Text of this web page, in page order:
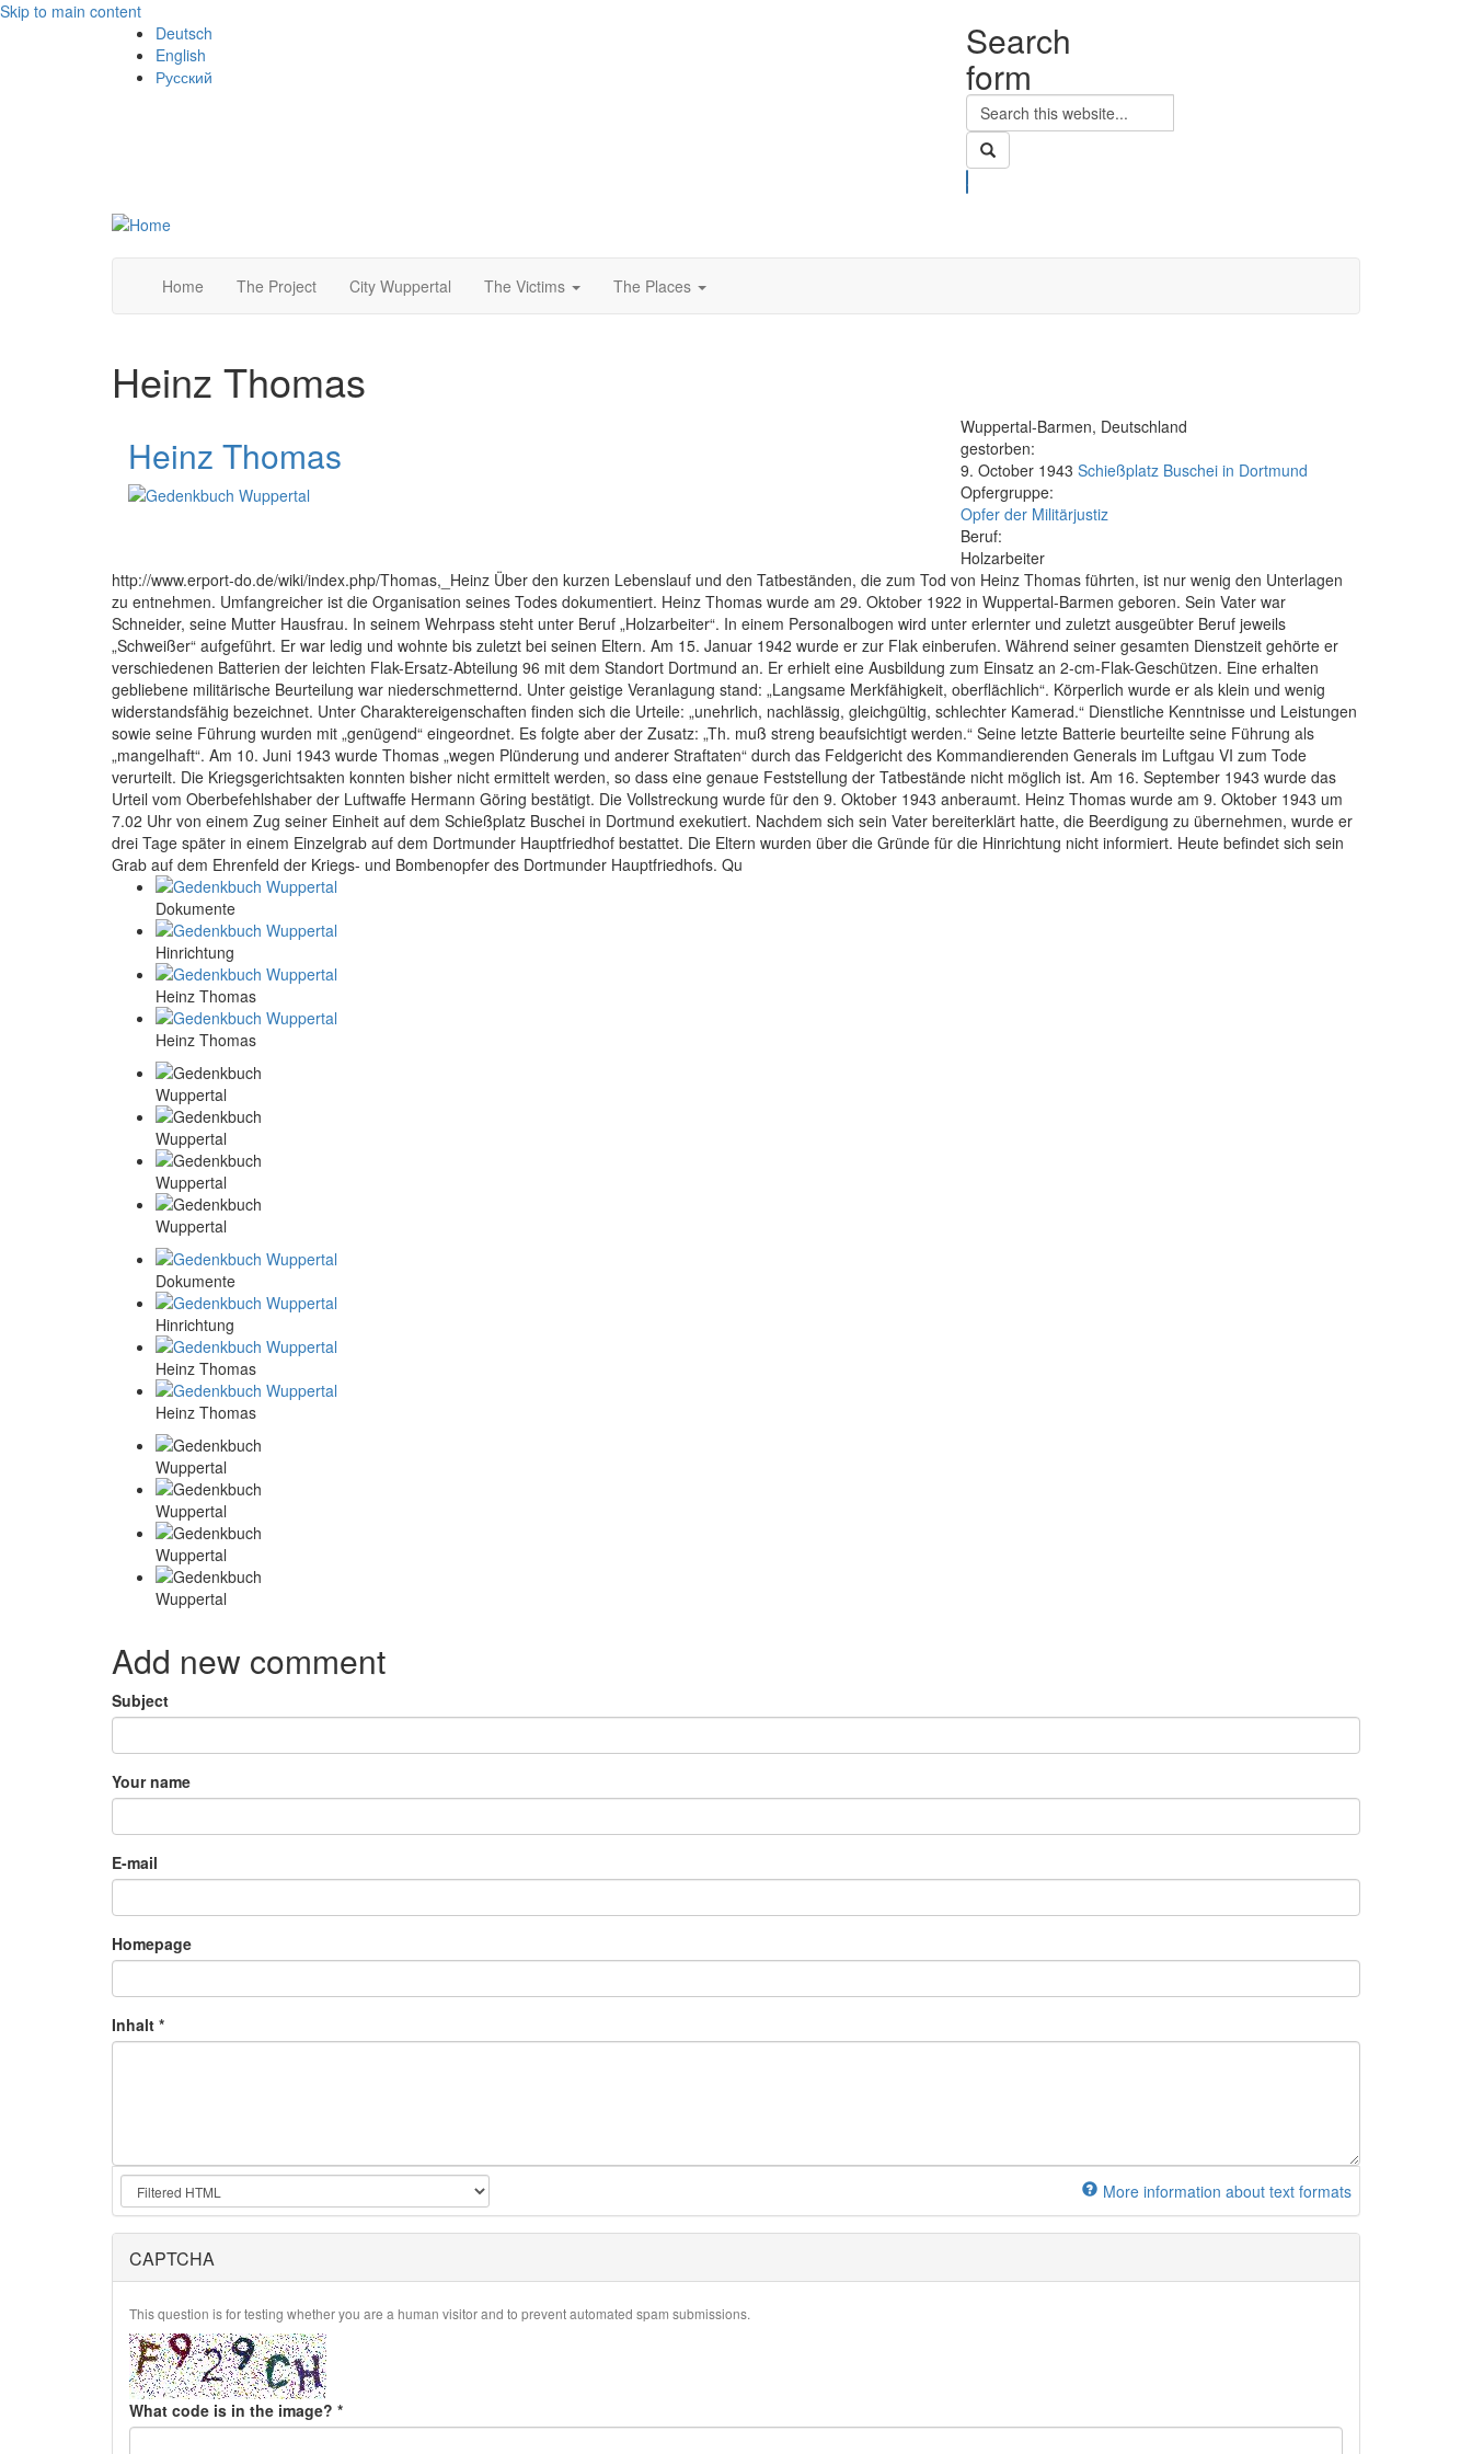
Skip to main content
Deutsch
English
Русский
Search
form
Search
Home The Project City Wuppertal The Victims The Places
Heinz Thomas
Heinz Thomas
Wuppertal-Barmen, Deutschland
gestorben:
9. October 1943 Schießplatz Buschei in Dortmund
Opfergruppe:
Opfer der Militärjustiz
Beruf:
Holzarbeiter
http://www.erport-do.de/wiki/index.php/Thomas,_Heinz Über den kurzen Lebenslauf und den Tatbeständen, die zum Tod von Heinz Thomas führten, ist nur wenig den Unterlagen
zu entnehmen. Umfangreicher ist die Organisation seines Todes dokumentiert. Heinz Thomas wurde am 29. Oktober 1922 in Wuppertal-Barmen geboren. Sein Vater war
Schneider, seine Mutter Hausfrau. In seinem Wehrpass steht unter Beruf „Holzarbeiter“. In einem Personalbogen wird unter erlernter und zuletzt ausgeübter Beruf jeweils
„Schweißer“ aufgeführt. Er war ledig und wohnte bis zuletzt bei seinen Eltern. Am 15. Januar 1942 wurde er zur Flak einberufen. Während seiner gesamten Dienstzeit gehörte er
verschiedenen Batterien der leichten Flak-Ersatz-Abteilung 96 mit dem Standort Dortmund an. Er erhielt eine Ausbildung zum Einsatz an 2-cm-Flak-Geschützen. Eine erhalten
gebliebene militärische Beurteilung war niederschmetternd. Unter geistige Veranlagung stand: „Langsame Merkfähigkeit, oberflächlich“. Körperlich wurde er als klein und wenig
widerstandsfähig bezeichnet. Unter Charaktereigenschaften finden sich die Urteile: „unehrlich, nachlässig, gleichgültig, schlechter Kamerad.“ Dienstliche Kenntnisse und Leistungen
sowie seine Führung wurden mit „genügend“ eingeordnet. Es folgte aber der Zusatz: „Th. muß streng beaufsichtigt werden.“ Seine letzte Batterie beurteilte seine Führung als
„mangelhaft“. Am 10. Juni 1943 wurde Thomas „wegen Plünderung und anderer Straftaten“ durch das Feldgericht des Kommandierenden Generals im Luftgau VI zum Tode
verurteilt. Die Kriegsgerichtsakten konnten bisher nicht ermittelt werden, so dass eine genaue Feststellung der Tatbestände nicht möglich ist. Am 16. September 1943 wurde das
Urteil vom Oberbefehlshaber der Luftwaffe Hermann Göring bestätigt. Die Vollstreckung wurde für den 9. Oktober 1943 anberaumt. Heinz Thomas wurde am 9. Oktober 1943 um
7.02 Uhr von einem Zug seiner Einheit auf dem Schießplatz Buschei in Dortmund exekutiert. Nachdem sich sein Vater bereiterklärt hatte, die Beerdigung zu übernehmen, wurde er
drei Tage später in einem Einzelgrab auf dem Dortmunder Hauptfriedhof bestattet. Die Eltern wurden über die Gründe für die Hinrichtung nicht informiert. Heute befindet sich sein
Grab auf dem Ehrenfeld der Kriegs- und Bombenopfer des Dortmunder Hauptfriedhofs. Qu
Dokumente
Hinrichtung
Heinz Thomas
Heinz Thomas
Dokumente
Hinrichtung
Heinz Thomas
Heinz Thomas
Add new comment
Subject
Your name
E-mail
Homepage
Inhalt *
More information about text formats
CAPTCHA
This question is for testing whether you are a human visitor and to prevent automated spam submissions.
What code is in the image? *